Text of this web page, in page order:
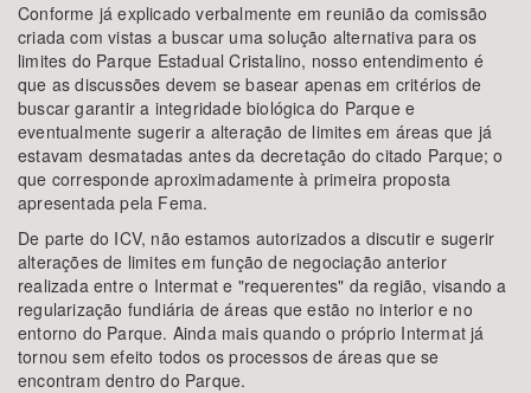
Conforme já explicado verbalmente em reunião da comissão
criada com vistas a buscar uma solução alternativa para os
limites do Parque Estadual Cristalino, nosso entendimento é
que as discussões devem se basear apenas em critérios de
buscar garantir a integridade biológica do Parque e
eventualmente sugerir a alteração de limites em áreas que já
estavam desmatadas antes da decretação do citado Parque; o
que corresponde aproximadamente à primeira proposta
apresentada pela Fema.
De parte do ICV, não estamos autorizados a discutir e sugerir
alterações de limites em função de negociação anterior
realizada entre o Intermat e "requerentes" da região, visando a
regularização fundiária de áreas que estão no interior e no
entorno do Parque. Ainda mais quando o próprio Intermat já
tornou sem efeito todos os processos de áreas que se
encontram dentro do Parque.